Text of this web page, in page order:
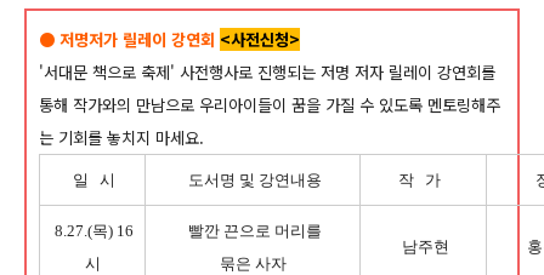
● 저명저가 릴레이 강연회 <사전신청>
'서대문 책으로 축제' 사전행사로 진행되는 저명 저자 릴레이 강연회를
통해 작가와의 만남으로 우리아이들이 꿈을 가질 수 있도록 멘토링해주
는 기회를 놓치지 마세요.
일 시 도서명 및 강연내용 작 가
8.27.(목) 16
시
빨깐 끈으로 머리를
묶은 사자
남주현